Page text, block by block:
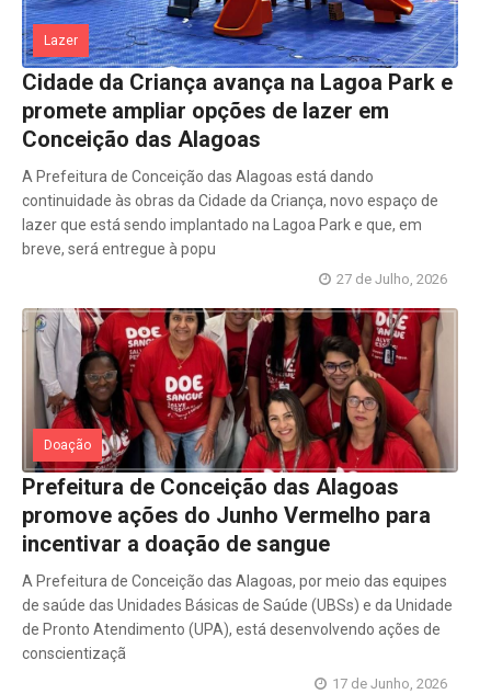
Lazer
Cidade da Criança avança na Lagoa Park e
promete ampliar opções de lazer em
Conceição das Alagoas
A Prefeitura de Conceição das Alagoas está dando
continuidade às obras da Cidade da Criança, novo espaço de
lazer que está sendo implantado na Lagoa Park e que, em
breve, será entregue à popu
27 de Julho, 2026
Doação
Prefeitura de Conceição das Alagoas
promove ações do Junho Vermelho para
incentivar a doação de sangue
A Prefeitura de Conceição das Alagoas, por meio das equipes
de saúde das Unidades Básicas de Saúde (UBSs) e da Unidade
de Pronto Atendimento (UPA), está desenvolvendo ações de
conscientizaçã
17 de Junho, 2026